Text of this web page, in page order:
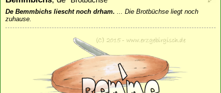
De Bemmbichs liescht noch drham. ... Die Brotbüchse liegt noch
zuhause.